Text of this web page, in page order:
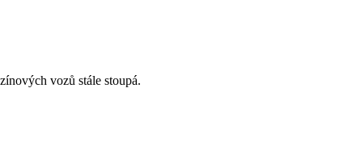
vozů stále stoupá.